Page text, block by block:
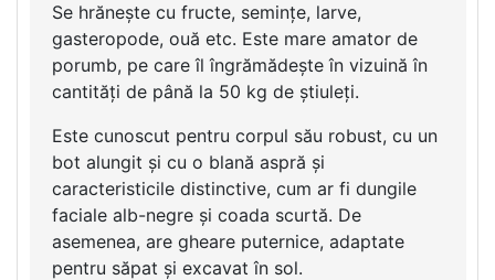
Se hrănește cu fructe, semințe, larve,
gasteropode, ouă etc. Este mare amator de
porumb, pe care îl îngrămădește în vizuină în
cantități de până la 50 kg de știuleți.
Este cunoscut pentru corpul său robust, cu un
bot alungit și cu o blană aspră și
caracteristicile distinctive, cum ar fi dungile
faciale alb-negre și coada scurtă. De
asemenea, are gheare puternice, adaptate
pentru săpat și excavat în sol.